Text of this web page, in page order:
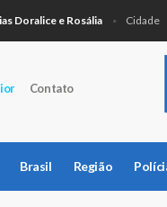
e Rosália Cidade
Contato
Brasil Região